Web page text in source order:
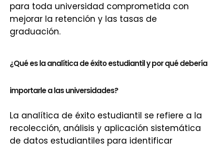
para toda universidad comprometida con
mejorar la retención y las tasas de
graduación.
¿Qué es la analítica de éxito estudiantil y por qué debería
importarle a las universidades?
La analítica de éxito estudiantil se refiere a la
recolección, análisis y aplicación sistemática
de datos estudiantiles para identificar